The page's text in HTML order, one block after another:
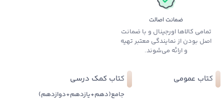
ضمانت اصالت
تمامی کالاها اورجینال و با ضمانت
اصل بودن از نمایندگی معتبر تهیه
و ارائه می‌شوند.
کتاب عمومی کتاب کمک درسی
جامع(دهم+یازدهم+دوازدهم)